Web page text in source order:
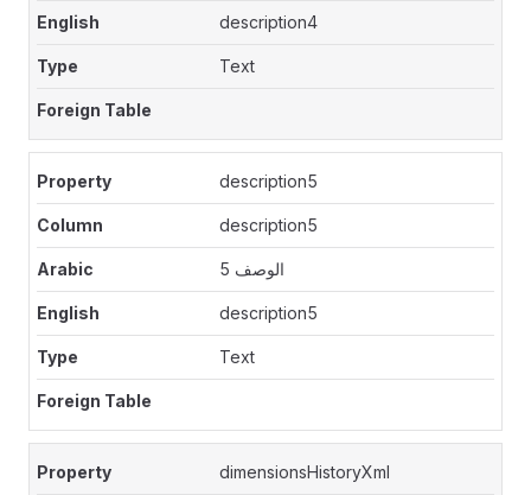
description4
Text
description5
description5
الوصف 5
description5
Text
dimensionsHistoryXml